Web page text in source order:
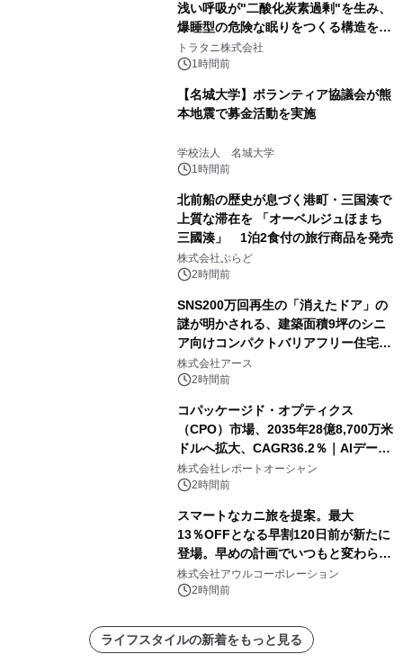
浅い呼吸が"二酸化炭素過剰"を生み、
爆睡型の危険な眠りをつくる構造を解
説
トラタニ株式会社
1時間前
【名城大学】ボランティア協議会が熊
本地震で募金活動を実施
学校法人 名城大学
1時間前
北前船の歴史が息づく港町・三国湊で
上質な滞在を 「オーベルジュほまち
三國湊」 1泊2食付の旅行商品を発売
株式会社ぷらど
2時間前
SNS200万回再生の「消えたドア」の
謎が明かされる、建築面積9坪のシニ
ア向けコンパクトバリアフリー住宅が
誕生
株式会社アース
2時間前
コパッケージド・オプティクス
（CPO）市場、2035年28億8,700万米
ドルへ拡大、CAGR36.2％｜AIデータ
センター・高速光通信需要が成長を加
速
株式会社レポートオーシャン
2時間前
スマートなカニ旅を提案。最大
13％OFFとなる早割120日前が新たに
登場。早めの計画でいつもと変わらぬ
大人の冬旅を。ー夕日ヶ浦温泉「佳松
苑 別邸ふうか」ー
株式会社アウルコーポレーション
2時間前
ライフスタイルの新着をもっと見る